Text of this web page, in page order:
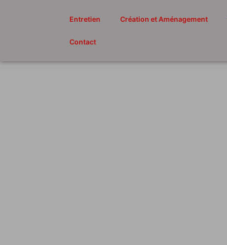
Entretien Création et Aménagement
Contact